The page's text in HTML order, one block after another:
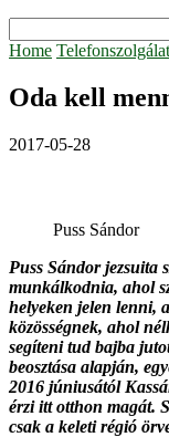
Home Telefonszolgálat
Oda kell
2017-05-28
Puss Sándor
Puss Sándor jezsuita
munkálkodnia, ahol
helyeken jelen lenni,
közösségnek, ahol
segíteni tud bajba
beosztása alapján,
2016 júniusától
érzi itt otthon magát.
csak a keleti régió